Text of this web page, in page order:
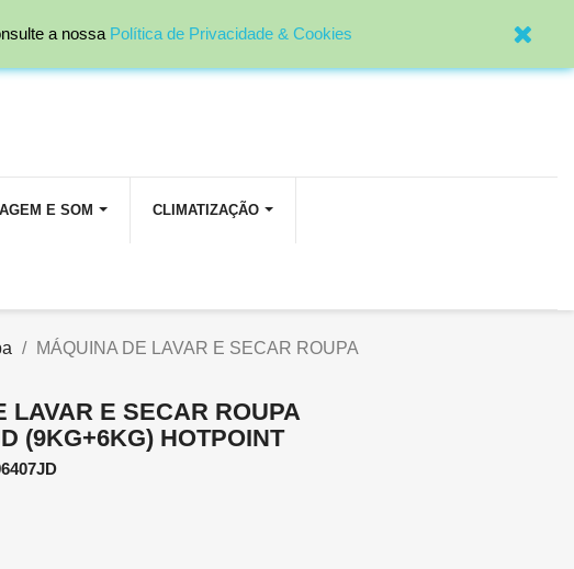
E SOM CLIMATIZAÇÃO
MÁQUINA DE LAVAR E SECAR ROUPA
LAVAR E SECAR ROUPA
(9KG+6KG) HOTPOINT
a nossa Política de Privacidade & Cookies